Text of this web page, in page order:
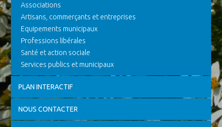
Associations
Artisans, commerçants et entreprises
Equipements municipaux
Professions libérales
Santé et action sociale
Services publics et municipaux
PLAN INTERACTIF
NOUS CONTACTER